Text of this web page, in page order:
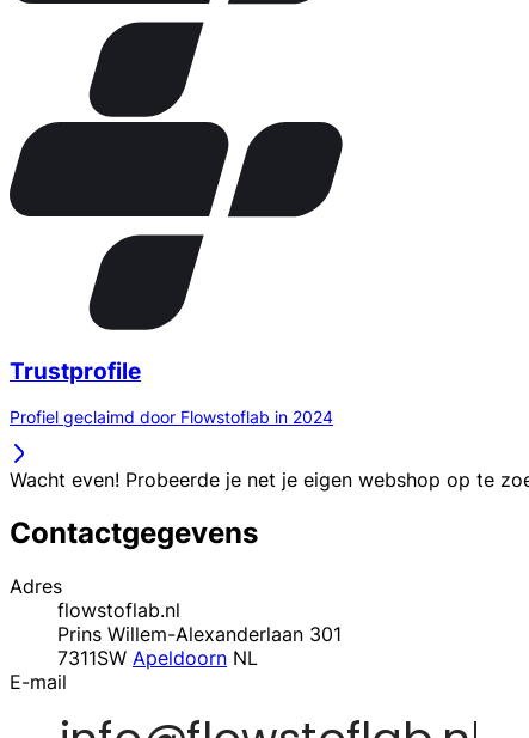
Trustprofile
Profiel geclaimd door Flowstoflab in 2024
Wacht even! Probeerde je net je eigen webshop op te
Contactgegevens
Adres
flowstoflab.nl
Prins Willem-Alexanderlaan 301
7311SW Apeldoorn NL
E-mail